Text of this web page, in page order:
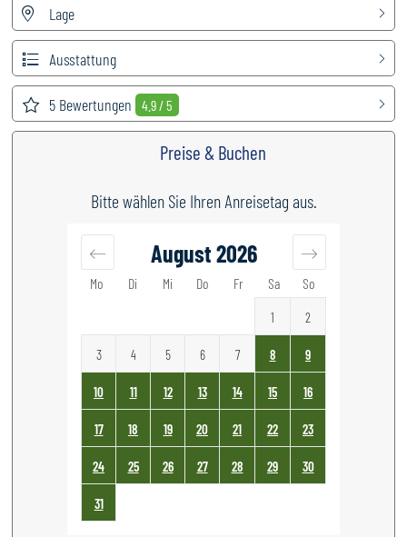
Lage
Ausstattung
5 Bewertungen 4.9 / 5
Preise & Buchen
Bitte wählen Sie Ihren Anreisetag aus.
Mo Di Mi Do Fr Sa So
August2026
1 2
3 4 5 6 7 8 9
10 11 12 13 14 15 16
17 18 19 20 21 22 23
24 25 26 27 28 29 30
31